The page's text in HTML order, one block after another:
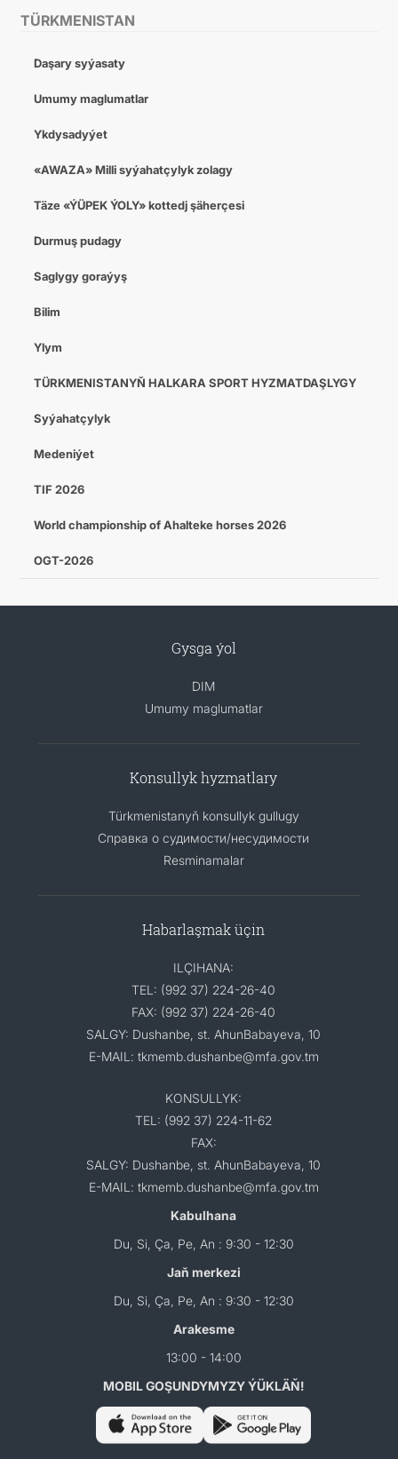
TÜRKMENISTAN
Daşary syýasaty
Umumy maglumatlar
Ykdysadyýet
«AWAZA» Milli syýahatçylyk zolagy
Täze «ÝÜPEK ÝOLY» kottedj şäherçesi
Durmuş pudagy
Saglygy goraýyş
Bilim
Ylym
TÜRKMENISTANYŇ HALKARA SPORT HYZMATDAŞLYGY
Syýahatçylyk
Medeniýet
TIF 2026
World championship of Ahalteke horses 2026
OGT-2026
Gysga ýol
DIM
Umumy maglumatlar
Konsullyk hyzmatlary
Türkmenistanyň konsullyk gullugy
Справка о судимости/несудимости
Resminamalar
Habarlaşmak üçin
ILÇIHANA:
TEL: (992 37) 224-26-40
FAX: (992 37) 224-26-40
SALGY: Dushanbe, st. AhunBabayeva, 10
E-MAIL: tkmemb.dushanbe@mfa.gov.tm
KONSULLYK:
TEL: (992 37) 224-11-62
FAX:
SALGY: Dushanbe, st. AhunBabayeva, 10
E-MAIL: tkmemb.dushanbe@mfa.gov.tm
Kabulhana
Du, Si, Ça, Pe, An : 9:30 - 12:30
Jaň merkezi
Du, Si, Ça, Pe, An : 9:30 - 12:30
Arakesme
13:00 - 14:00
MOBIL GOŞUNDYMYZY ÝÜKLÄŇ!